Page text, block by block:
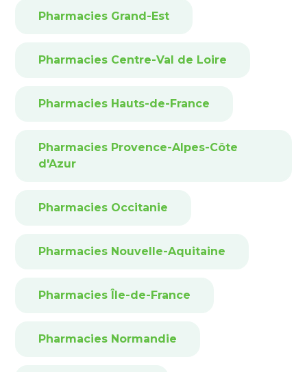
Pharmacies Grand-Est
Pharmacies Centre-Val de Loire
Pharmacies Hauts-de-France
Pharmacies Provence-Alpes-Côte
d'Azur
Pharmacies Occitanie
Pharmacies Nouvelle-Aquitaine
Pharmacies Île-de-France
Pharmacies Normandie